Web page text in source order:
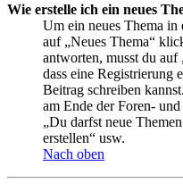
Wie erstelle ich ein neues
Um ein neues Thema in
auf „Neues Thema“
antworten, musst du
dass eine Registrierung
Beitrag schreiben
am Ende der Foren-
„Du darfst neue
erstellen“ usw.
Nach oben